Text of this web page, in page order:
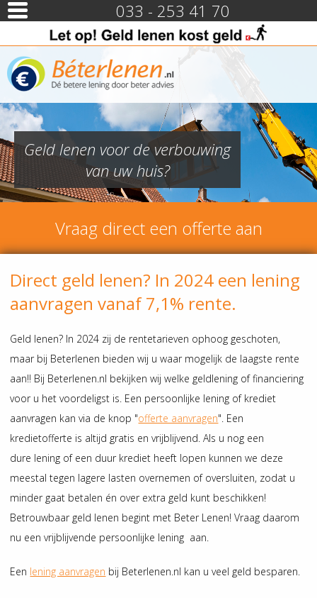
033 - 253 41 70
Geld lenen voor de verbouwing
van uw huis?
Vraag direct een offerte aan
Direct geld lenen? In 2024 een lening
aanvragen vanaf 7,1% rente.
Geld lenen? In 2024 zij de rentetarieven ophoog geschoten,
maar bij Beterlenen bieden wij u waar mogelijk de laagste rente
aan!! Bij Beterlenen.nl bekijken wij welke geldlening of financiering
voor u het voordeligst is. Een persoonlijke lening of krediet
aanvragen kan via de knop "offerte aanvragen". Een
kredietofferte is altijd gratis en vrijblijvend. Als u nog een
dure lening of een duur krediet heeft lopen kunnen we deze
meestal tegen lagere lasten overnemen of oversluiten, zodat u
minder gaat betalen én over extra geld kunt beschikken!
Betrouwbaar geld lenen begint met Beter Lenen! Vraag daarom
nu een vrijblijvende persoonlijke lening aan.
Een lening aanvragen bij Beterlenen.nl kan u veel geld besparen.